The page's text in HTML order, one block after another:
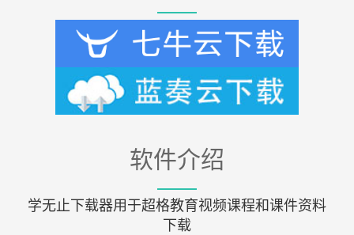
软件介绍
学无止下载器用于超格教育视频课程和课件资料
下载